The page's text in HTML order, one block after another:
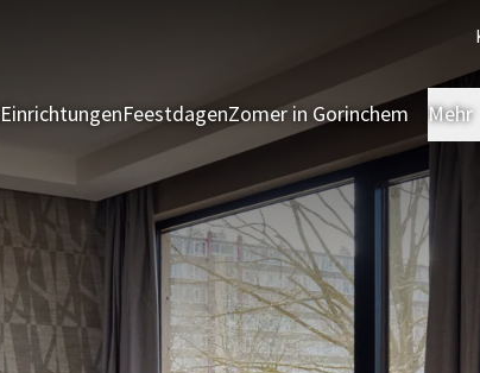
EinrichtungenFeestdagenZomer in Gorinchem Mehr